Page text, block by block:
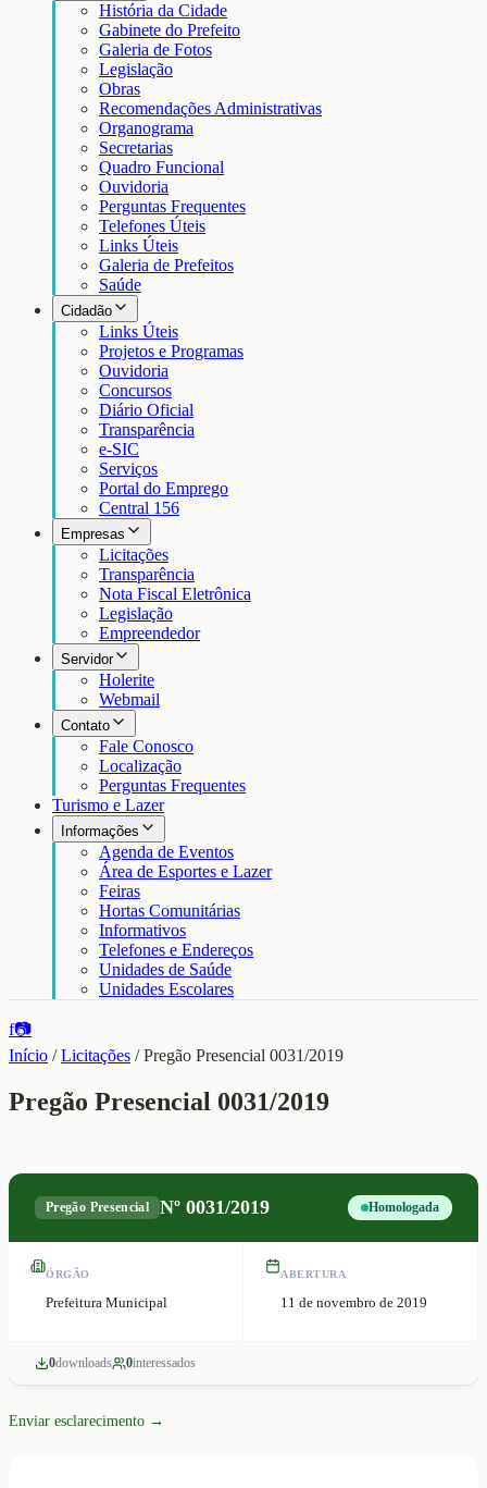
História da Cidade
Gabinete do Prefeito
Galeria de Fotos
Legislação
Obras
Recomendações Administrativas
Organograma
Secretarias
Quadro Funcional
Ouvidoria
Perguntas Frequentes
Telefones Úteis
Links Úteis
Galeria de Prefeitos
Saúde
Cidadão
Links Úteis
Projetos e Programas
Ouvidoria
Concursos
Diário Oficial
Transparência
e-SIC
Serviços
Portal do Emprego
Central 156
Empresas
Licitações
Transparência
Nota Fiscal Eletrônica
Legislação
Empreendedor
Servidor
Holerite
Webmail
Contato
Fale Conosco
Localização
Perguntas Frequentes
Turismo e Lazer
Informações
Agenda de Eventos
Área de Esportes e Lazer
Feiras
Hortas Comunitárias
Informativos
Telefones e Endereços
Unidades de Saúde
Unidades Escolares
f📷
Início /Licitações /Pregão Presencial 0031/2019
Pregão Presencial 0031/2019
Pregão Presencial Nº0031/2019 Homologada
ÓRGÃO
Prefeitura Municipal
ABERTURA
11 de novembro de 2019
0downloads 0interessados
Enviar esclarecimento →